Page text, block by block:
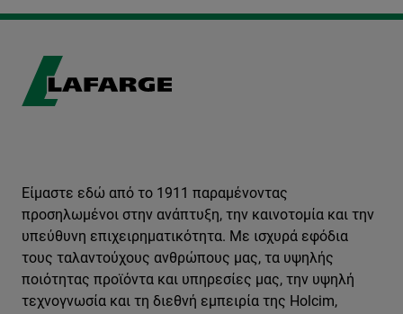
Είμαστε εδώ από το 1911 παραμένοντας
προσηλωμένοι στην ανάπτυξη, την καινοτομία και την
υπεύθυνη επιχειρηματικότητα. Με ισχυρά εφόδια
τους ταλαντούχους ανθρώπους μας, τα υψηλής
ποιότητας προϊόντα και υπηρεσίες μας, την υψηλή
τεχνογνωσία και τη διεθνή εμπειρία της Holcim,